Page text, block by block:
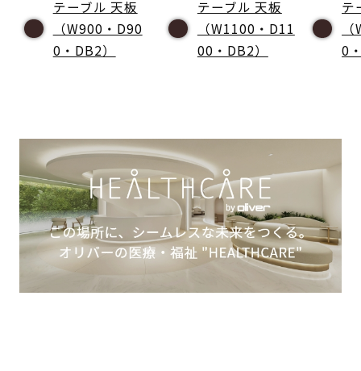
テーブル 天板
（W900・D90
0・DB2）
テーブル 天板
（W1100・D11
00・DB2）
テ
0